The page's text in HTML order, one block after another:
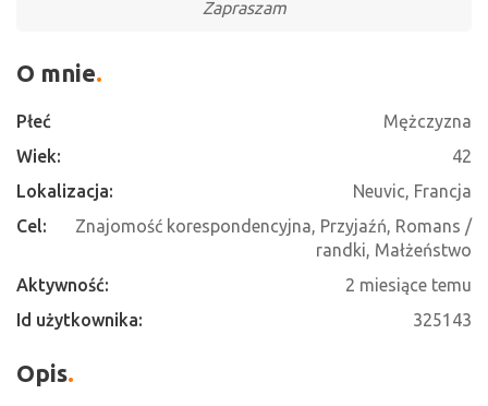
Zapraszam
O mnie
Płeć
Mężczyzna
Wiek:
42
Lokalizacja:
Neuvic, Francja
Cel:
Znajomość korespondencyjna, Przyjaźń, Romans /
randki, Małżeństwo
Aktywność:
2 miesiące temu
Id użytkownika:
325143
Opis